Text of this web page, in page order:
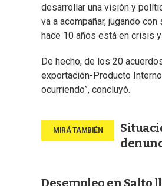
desarrollar una visión y
va a acompañar, jugando
hace 10 años está en crisis
De hecho, de los 20
exportación-Producto
ocurriendo”, concluyó.
Desempleo en Salto